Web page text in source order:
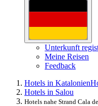
Unterkunft
Meine Reisen
Feedback
Hotels in Katalonien
Hotels in Salou
Hotels nahe Strand Cala